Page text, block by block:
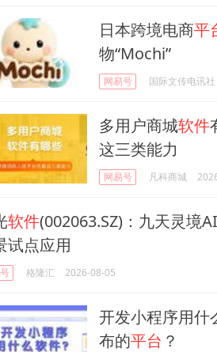
日本跨境电商平
物“Mochi”
网易号 国际文传电讯社
多用户商城软件
这三类能力
网易号 凡科商城
软件(002063.SZ)：九天灵境AI
试点应用
格隆汇 2026-08-05
开发小程序用什
布的平台 ？